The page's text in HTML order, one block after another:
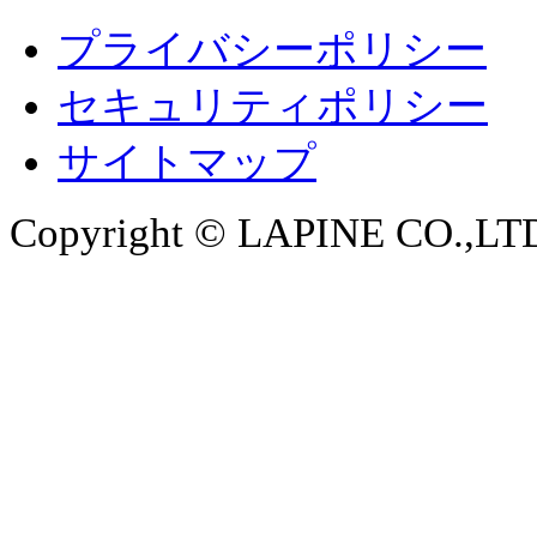
プライバシーポリシー
セキュリティポリシー
サイトマップ
Copyright © LAPINE